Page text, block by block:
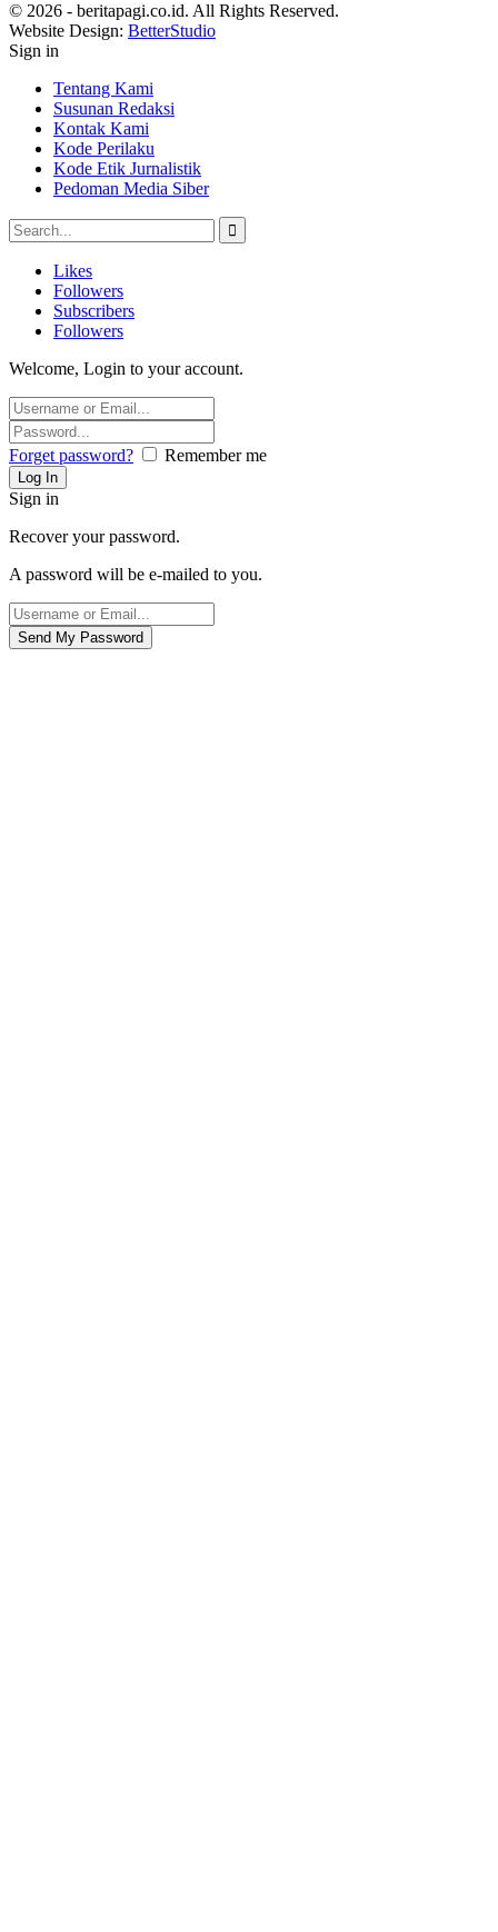
© 2026 - beritapagi.co.id. All Rights Reserved.
Website Design: BetterStudio
Sign in
Tentang Kami
Susunan Redaksi
Kontak Kami
Kode Perilaku
Kode Etik Jurnalistik
Pedoman Media Siber
Likes
Followers
Subscribers
Followers
Welcome, Login to your account.
Forget password? Remember me
Sign in
Recover your password.
A password will be e-mailed to you.